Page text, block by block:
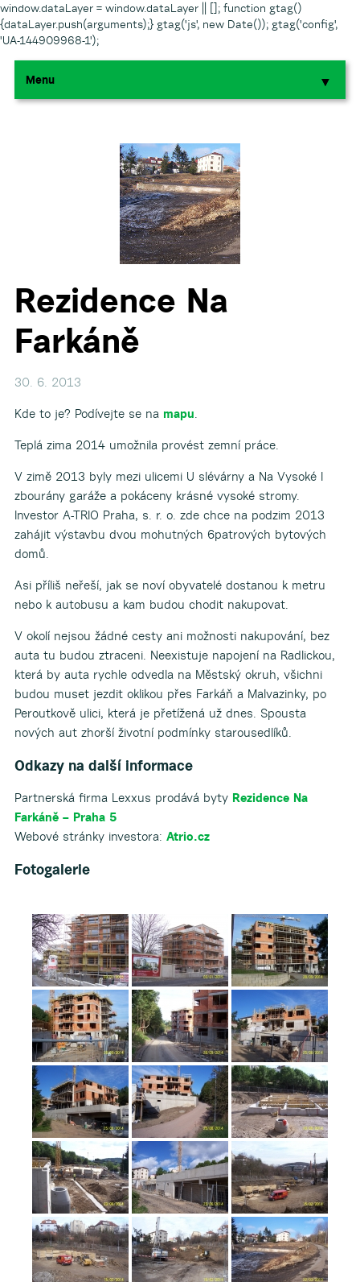
window.dataLayer = window.dataLayer || []; function gtag()
{dataLayer.push(arguments);} gtag('js', new Date()); gtag('config',
'UA-144909968-1');
Menu ▼
▼
Rezidence Na
Farkáně
30. 6. 2013
Kde to je? Podívejte se na mapu.
Teplá zima 2014 umožnila provést zemní práce.
V zimě 2013 byly mezi ulicemi U slévárny a Na Vysoké I
zbourány garáže a pokáceny krásné vysoké stromy.
Investor A-TRIO Praha, s. r. o. zde chce na podzim 2013
zahájit výstavbu dvou mohutných 6patrových bytových
domů.
Asi příliš neřeší, jak se noví obyvatelé dostanou k metru
nebo k autobusu a kam budou chodit nakupovat.
V okolí nejsou žádné cesty ani možnosti nakupování, bez
auta tu budou ztraceni. Neexistuje napojení na Radlickou,
která by auta rychle odvedla na Městský okruh, všichni
budou muset jezdit oklikou přes Farkáň a Malvazinky, po
Peroutkově ulici, která je přetížená už dnes. Spousta
nových aut zhorší životní podmínky starousedlíků.
Odkazy na další informace
Partnerská firma Lexxus prodává byty Rezidence Na
Farkáně – Praha 5
Webové stránky investora: Atrio.cz
Fotogalerie